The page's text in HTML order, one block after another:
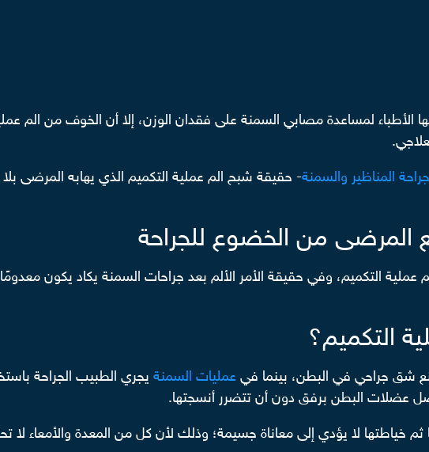
الأطباء لمساعدة مصابي السمنة على فقدان الوزن، إلا أن الخوف من الم
جراحة المناظير والسمنة- حقيقة شبح الم عملية التكميم الذي يهابه المرضى
المرضى من الخضوع للجراحة
عملية التكميم، وفي حقيقة الأمر الألم بعد جراحات السمنة يكاد يكون
التكميم؟
شق جراحي في البطن، بينما في عمليات السمنةيجري الطبيب الجراحة
عضلات البطن برفق دون أن تتضرر أنسجتها.
ثم خياطتها لا يؤدي إلى معاناة جسيمة؛ وذلك لأن كل من المعدة والأمعاء